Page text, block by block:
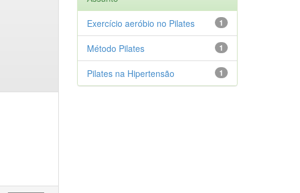
1
Exercício aeróbio no Pilates
1
Método Pilates
1
Pilates na Hipertensão